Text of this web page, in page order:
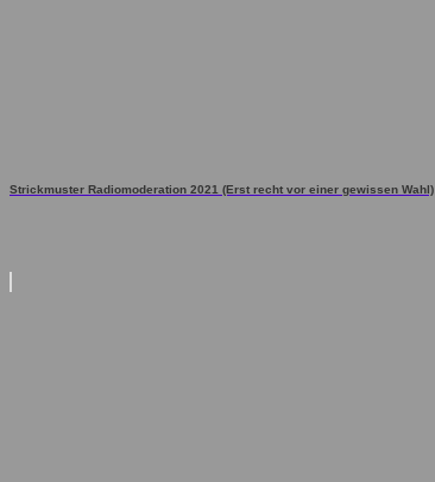
Strickmuster Radiomoderation 2021 (Erst recht vor einer gewissen Wahl)